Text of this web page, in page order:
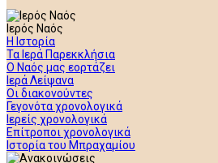
Ιερός Ναός
Η Ιστορία
Τα Ιερά Παρεκκλήσια
Ο Ναός μας εορτάζει
Ιερά Λείψανα
Οι διακονούντες
Γεγονότα χρονολογικά
Ιερείς χρονολογικά
Επίτροποι χρονολογικά
Ιστορία του Μπραχαμίου